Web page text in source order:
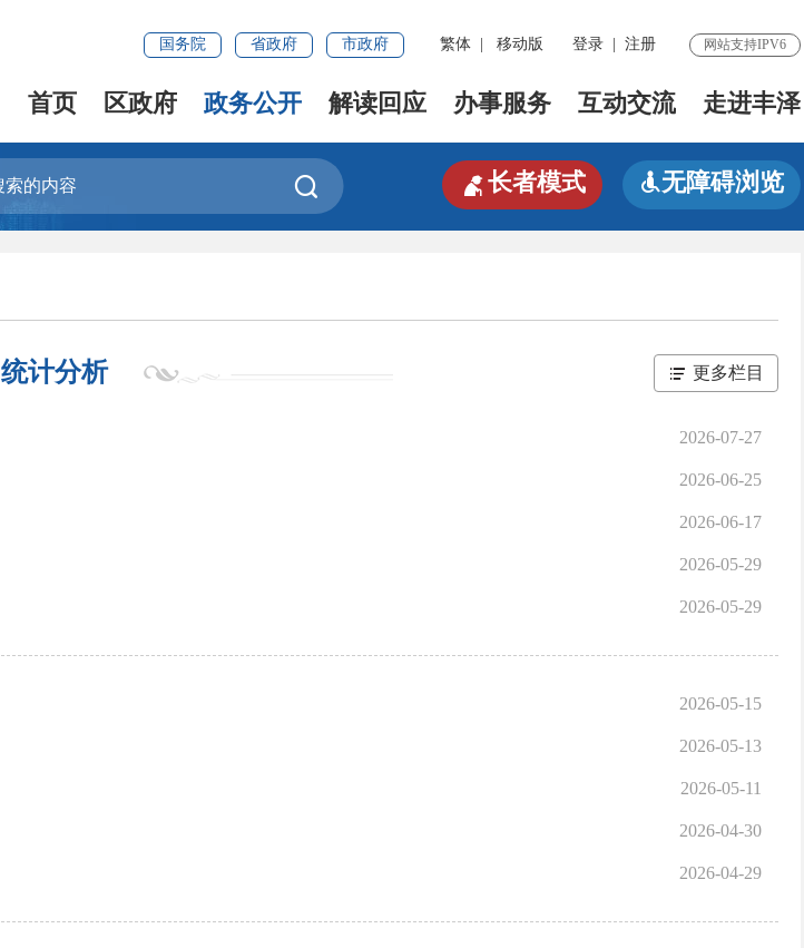
国务院 省政府 市政府 繁体 移动版 登录 注册 网站支持IPV6
首页 区政府 政务公开 解读回应 办事服务 互动交流 走进丰泽
 长者模式 无障碍浏览
统计分析 更多栏目
2026-07-27
2026-06-25
2026-06-17
2026-05-29
2026-05-29
2026-05-15
2026-05-13
2026-05-11
2026-04-30
2026-04-29